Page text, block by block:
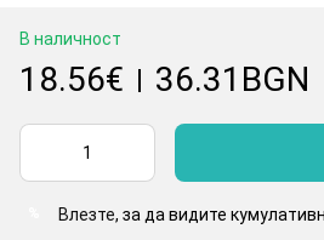
В наличност
18.56€ | 36.31BGN
Влезте, за да видите